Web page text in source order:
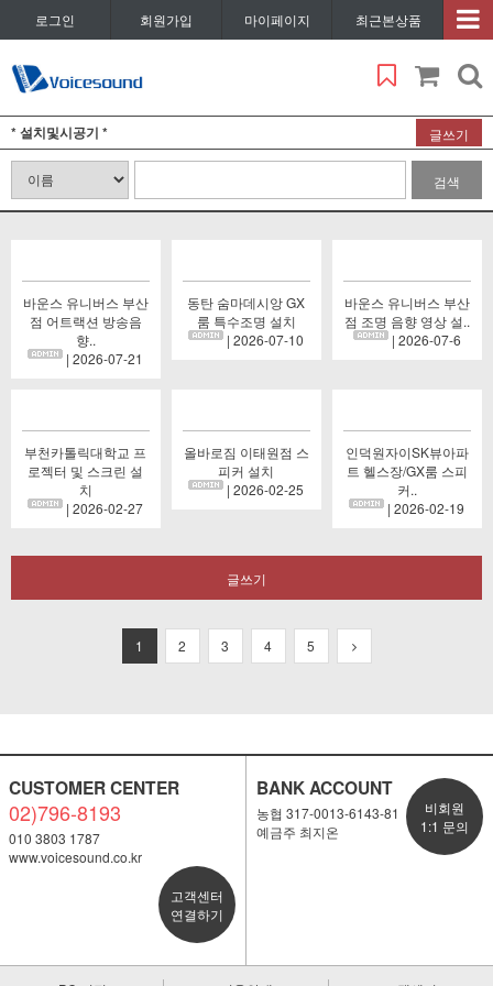
로그인 회원가입 마이페이지 최근본상품
* 설치및시공기 * 글쓰기
검색
바운스 유니버스 부산
점 어트랙션 방송음
향..
| 2026-07-21
동탄 숨마데시앙 GX
룸 특수조명 설치
| 2026-07-10
바운스 유니버스 부산
점 조명 음향 영상 설..
| 2026-07-6
부천카톨릭대학교 프
로젝터 및 스크린 설
치
| 2026-02-27
올바로짐 이태원점 스
피커 설치
| 2026-02-25
인덕원자이SK뷰아파
트 헬스장/GX룸 스피
커..
| 2026-02-19
글쓰기
1 2 3 4 5
CUSTOMER CENTER
02)796-8193
010 3803 1787
www.voicesound.co.kr
고객센터
연결하기
BANK ACCOUNT
농협 317-0013-6143-81
예금주 최지온
비회원
1:1 문의